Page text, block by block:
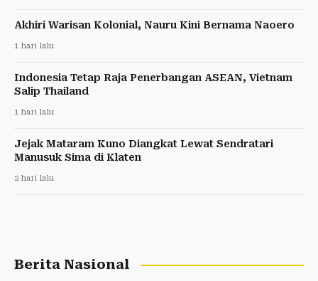
Akhiri Warisan Kolonial, Nauru Kini Bernama Naoero
1 hari lalu
Indonesia Tetap Raja Penerbangan ASEAN, Vietnam
Salip Thailand
1 hari lalu
Jejak Mataram Kuno Diangkat Lewat Sendratari
Manusuk Sima di Klaten
2 hari lalu
Berita Nasional